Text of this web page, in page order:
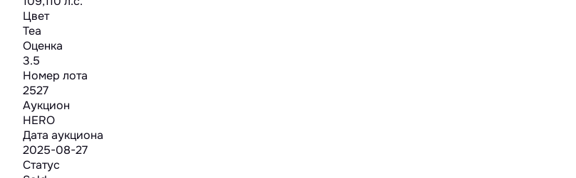
Цвет
Tea
Оценка
3.5
Номер лота
2527
Аукцион
HERO
Дата аукциона
2025-08-27
Статус